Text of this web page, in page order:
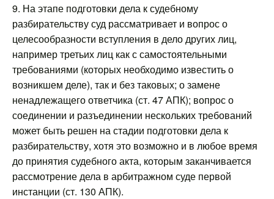
9. На этапе подготовки дела к судебному
разбирательству суд рассматривает и вопрос о
целесообразности вступления в дело других лиц,
например третьих лиц как с самостоятельными
требованиями (которых необходимо известить о
возникшем деле), так и без таковых; о замене
ненадлежащего ответчика (ст. 47 АПК); вопрос о
соединении и разъединении нескольких требований
может быть решен на стадии подготовки дела к
разбирательству, хотя это возможно и в любое время
до принятия судебного акта, которым заканчивается
рассмотрение дела в арбитражном суде первой
инстанции (ст. 130 АПК).